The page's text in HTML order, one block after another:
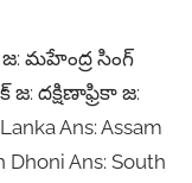
జ: మహేంద్ర సింగ్
దక్షిణాఫ్రికా జ:
Ans: Assam
Dhoni Ans: South